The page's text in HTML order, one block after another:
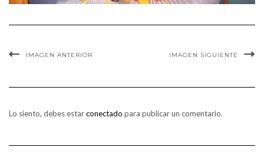
IMAGEN ANTERIOR IMAGEN SIGUIENTE
Lo siento, debes estarconectado para publicar un comentario.